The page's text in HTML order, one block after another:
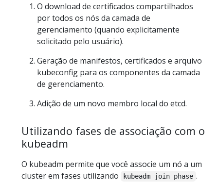
O download de certificados compartilhados
por todos os nós da camada de
gerenciamento (quando explicitamente
solicitado pelo usuário).
Geração de manifestos, certificados e arquivo
kubeconfig para os componentes da camada
de gerenciamento.
Adição de um novo membro local do etcd.
Utilizando fases de associação com o
kubeadm
O kubeadm permite que você associe um nó a um
cluster em fases utilizando
kubeadm join phase .